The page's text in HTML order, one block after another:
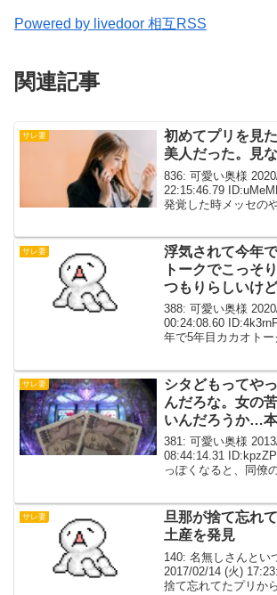
Powered by livedoor 相互RSS
関連記事
サレ妻
初めてプリを見
美人だった。見
836: 可愛い奥様
22:15:46.79
発覚した時メッセの
ッセを久しぶりに見
サレ妻
浮気されて今年
トークでこっそ
つもりらしいけ
全部見てるw
388: 可愛い奥様
00:24:08.60
年で5年目カカオトー
っててむしろ面...
サレ妻
シタどもってや
んだろな。女の
いんだろうか…
ぁ…
381: 可愛い奥様
08:44:14.31
っぽくなると、同僚
半分こして食べたり...
サレ妻
旦那が捨て忘れ
土産を発見
140: 名無しさんとい
2017/02/14 (火)
捨て忘れてたプリか